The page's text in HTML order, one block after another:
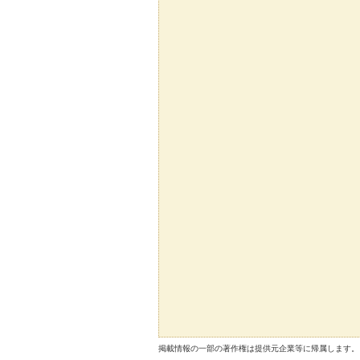
掲載情報の一部の著作権は提供元企業等に帰属します。